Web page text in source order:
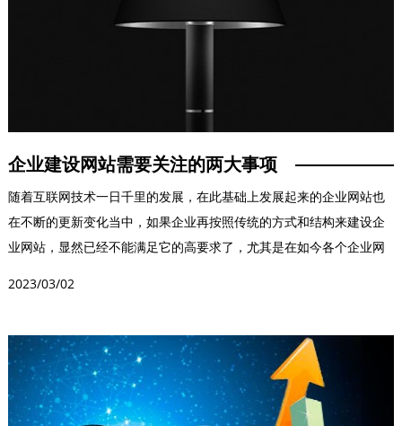
企业建设网站需要关注的两大事项
随着互联网技术一日千里的发展，在此基础上发展起来的企业网站也
在不断的更新变化当中，如果企业再按照传统的方式和结构来建设企
业网站，显然已经不能满足它的高要求了，尤其是在如今各个企业网
2023/03/02